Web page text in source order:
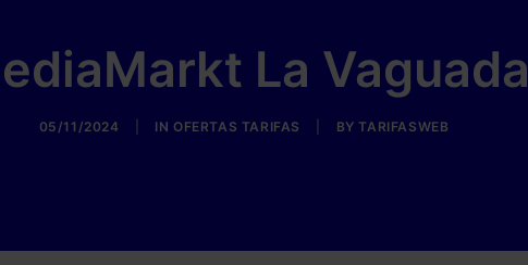
La Vaguada
05/11/2024 IN OFERTAS TARIFAS BYTARIFASWEB